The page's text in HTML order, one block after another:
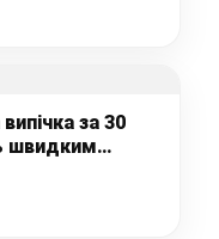
за 30
швидким
на олії